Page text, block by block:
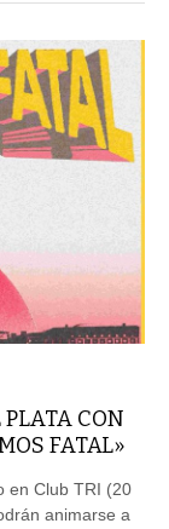
PLATA CON
FATAL»
en Club TRI (20
animarse a